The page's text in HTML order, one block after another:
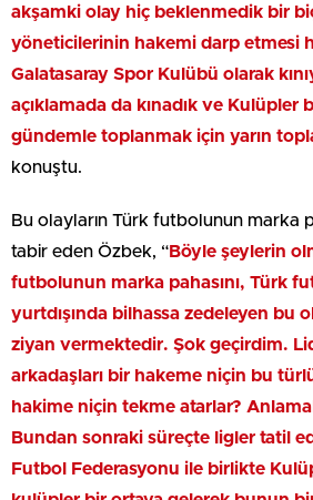
akşamki olay hiç beklenmedik bir
yöneticilerinin hakemi darp etmesi
Galatasaray Spor Kulübü olarak
açıklamada da kınadık ve Kulüpler
gündemle toplanmak için yarın
konuştu.
Bu olayların Türk futbolunun marka
tabir eden Özbek, “Böyle şeylerin
futbolunun marka pahasını, Türk
yurtdışında bilhassa zedeleyen bu
ziyan vermektedir. Şok geçirdim.
arkadaşları bir hakeme niçin bu
hakime niçin tekme atarlar?
Bundan sonraki süreçte ligler tatil
Futbol Federasyonu ile birlikte